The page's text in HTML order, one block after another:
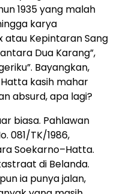
1935 yang malah
karya
atau Kepintaran Sang
Dua Karang”,
Bayangkan,
kasih mahar
absurd, apa lagi?
biasa. Pahlawan
081/TK/1986,
Soekarno–Hatta.
di Belanda.
ia punya jalan,